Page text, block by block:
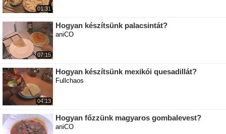
01:31
07:15
Hogyan készítsünk palacsintát?
aniCO
04:13
Hogyan készítsünk mexikói quesadillát?
Fullchaos
Hogyan főzzünk magyaros gombalevest?
aniCO